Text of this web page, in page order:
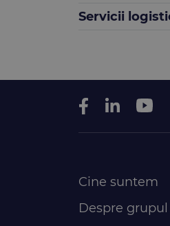
Servicii
Cine suntem
Despre grupul